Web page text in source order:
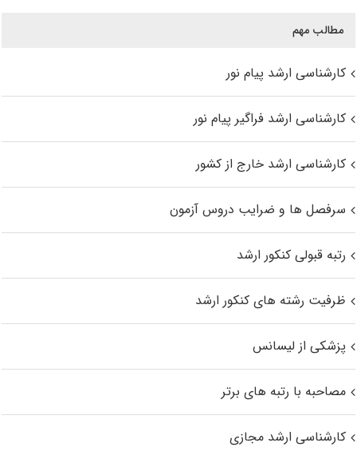
مطالب مهم
کارشناسی ارشد پیام نور
کارشناسی ارشد فراگیر پیام نور
کارشناسی ارشد خارج از کشور
سرفصل ها و ضرایب دروس آزمون
رتبه قبولی کنکور ارشد
ظرفیت رشته های کنکور ارشد
پزشکی از لیسانس
مصاحبه با رتبه های برتر
کارشناسی ارشد مجازی